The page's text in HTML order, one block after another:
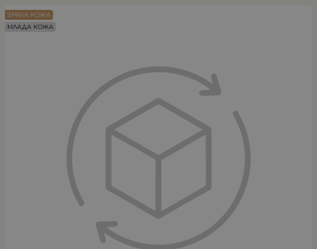
ЗРЯЛА КОЖА
МЛАДА КОЖА